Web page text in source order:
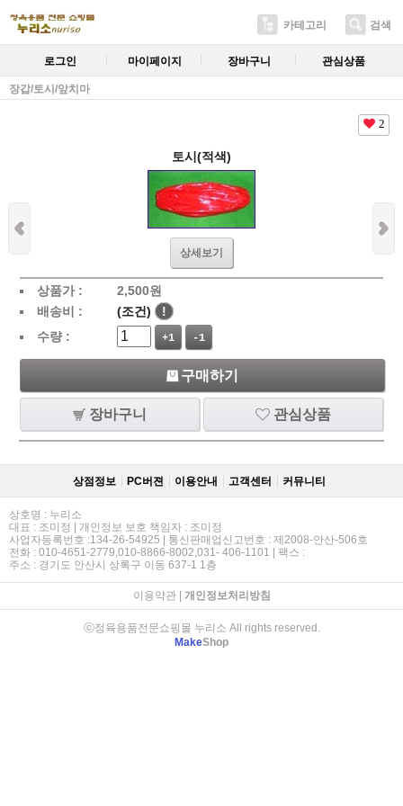
카테고리 검색
로그인 마이페이지 장바구니 관심상품
장갑/토시/앞치마
2
토시(적색)
상세보기
상품가 : 2,500원
배송비 :
(조건)
!
수량 :
+1 -1
구매하기
장바구니 관심상품
상점정보 PC버젼 이용안내 고객센터 커뮤니티
상호명 : 누리소
대표 : 조미정 | 개인정보 보호 책임자 : 조미정
사업자등록번호 :134-26-54925 | 통신판매업신고번호 : 제2008-안산-506호
전화 : 010-4651-2779,010-8866-8002,031- 406-1101 | 팩스 :
주소 : 경기도 안산시 상록구 이동 637-1 1층
이용약관| 개인정보처리방침
ⓒ정육용품전문쇼핑몰 누리소 All rights reserved.
MakeShop